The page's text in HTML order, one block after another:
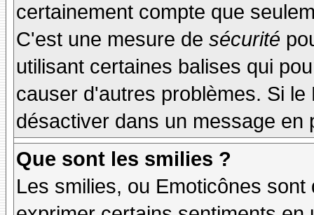
certainement compte que
C'est une mesure de sécurité
utilisant certaines balises qui
causer d'autres problèmes. Si
désactiver dans un message
Que sont les smilies ?
Les smilies, ou Emoticônes